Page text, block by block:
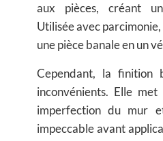
aux pièces, créant
Utilisée avec
une pièce banale en un
Cependant, la finition
inconvénients. Elle
imperfection du mur
impeccable avant